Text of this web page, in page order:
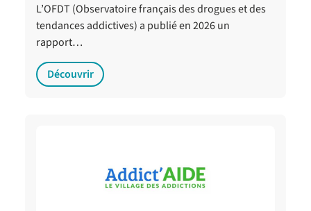
L’OFDT (Observatoire français des drogues et des
tendances addictives) a publié en 2026 un
rapport…
Découvrir